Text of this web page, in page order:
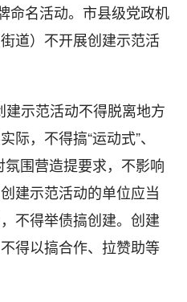
命名活动。市县级党政机
道）不开展创建示范活
示范活动不得脱离地方
，不得搞“运动式”、
氛围营造提要求，不影响
建示范活动的单位应当
不得举债搞创建。创建
得以搞合作、拉赞助等